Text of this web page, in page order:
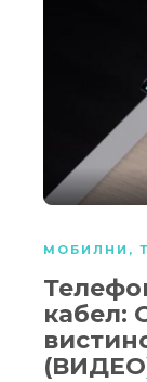
МОБИЛНИ ,
кабел: